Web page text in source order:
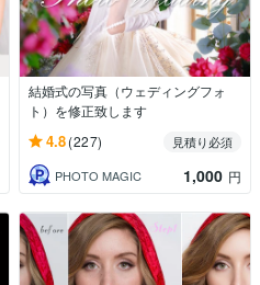
結婚式の写真（ウェディングフォ
ト）を修正致します
4.8(227)
見積り必須
PHOTO MAGIC
1,000 円